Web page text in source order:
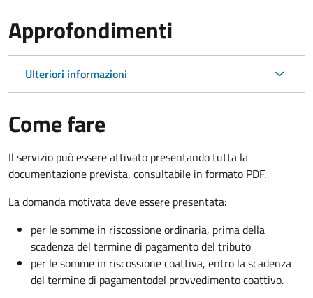
Approfondimenti
Ulteriori informazioni
Come fare
Il servizio può essere attivato presentando tutta la
documentazione prevista, consultabile in formato PDF.
La domanda motivata deve essere presentata:
per le somme in riscossione ordinaria, prima della
scadenza del termine di pagamento del tributo
per le somme in riscossione coattiva, entro la scadenza
del termine di pagamentodel provvedimento coattivo.